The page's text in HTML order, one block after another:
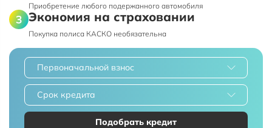
Приобретение любого подержанного автомобиля
Экономия на страховании
Покупка полиса КАСКО необязательна
Первоначальной взнос
Срок кредита
Подобрать кредит